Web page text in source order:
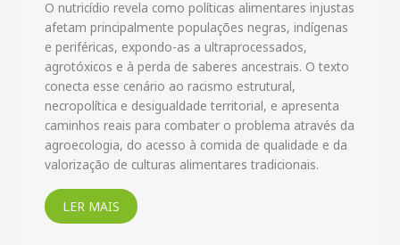
O nutricídio revela como políticas alimentares injustas
afetam principalmente populações negras, indígenas
e periféricas, expondo-as a ultraprocessados,
agrotóxicos e à perda de saberes ancestrais. O texto
conecta esse cenário ao racismo estrutural,
necropolítica e desigualdade territorial, e apresenta
caminhos reais para combater o problema através da
agroecologia, do acesso à comida de qualidade e da
valorização de culturas alimentares tradicionais.
LER MAIS